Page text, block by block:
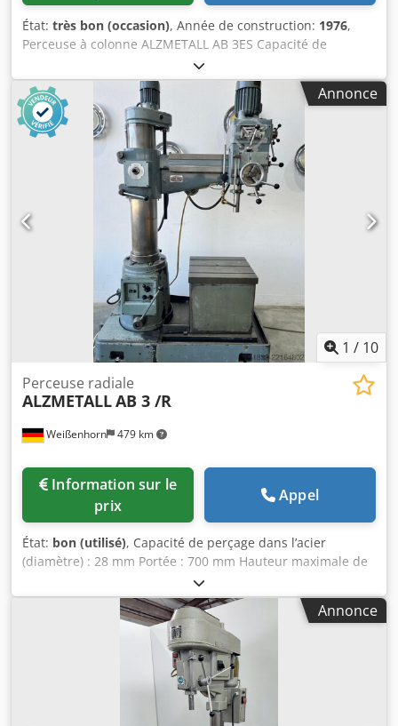
État: très bon (occasion), Année de construction: 1976,
Perceuse à colonne ALZMETALL AB 3ES Capacité de
perçage dans l'acier St 60 28 mm Capacité de perçage
dans la fonte GG 20 35 mm Capacité de perçage en St 60
35 mm Dwodpfxewg Hdvj Aldea Support de broche MK 3
Projection 290 mm Course de la plume 160 mm Course de
la table 592 mm Diamètre de la colonne 115 mm Surface
de serrage 510 x 300 mm Vitesse de broche 130-1750
tr/min. Poids de la machine environ 400 kg Construit en
1976 Avec système de refroidissement !
Annonce
1 / 10
Weißenhorn 479 km
Perceuse radiale
ALZMETALLAB 3 /R
prix
Appel
État: bon (utilisé), Capacité de perçage dans l’acier
(diamètre) : 28 mm Portée : 700 mm Hauteur maximale de
la pièce : 1 300 mm Dodszfqmcspfx Aldswa Interface pour
outil : MK3 Avances : 0,1 à 0,3 mm/tour Vitesses de broche
: 100 à 1 220 tr/min Puissance totale requise : 1,4 kW Poids
de la machine : environ 1,3 t Encombrement : environ L x l
x H 1,8 x 0,8 x 2,3 m y compris table à rainures en T y
compris avance de perçage serrage mécanique
Annonce